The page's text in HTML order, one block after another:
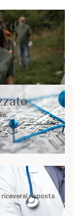
dei
riceverai risposta